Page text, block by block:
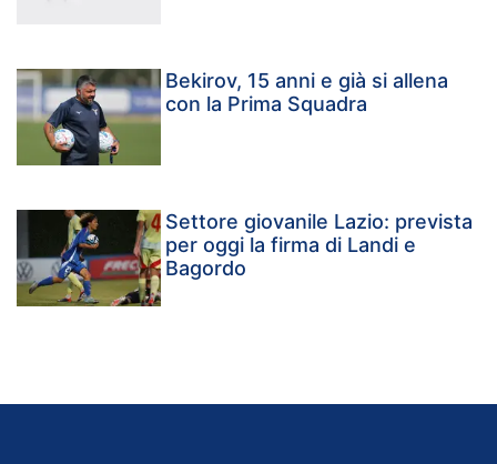
Bekirov, 15 anni e già si allena
con la Prima Squadra
Settore giovanile Lazio: prevista
per oggi la firma di Landi e
Bagordo